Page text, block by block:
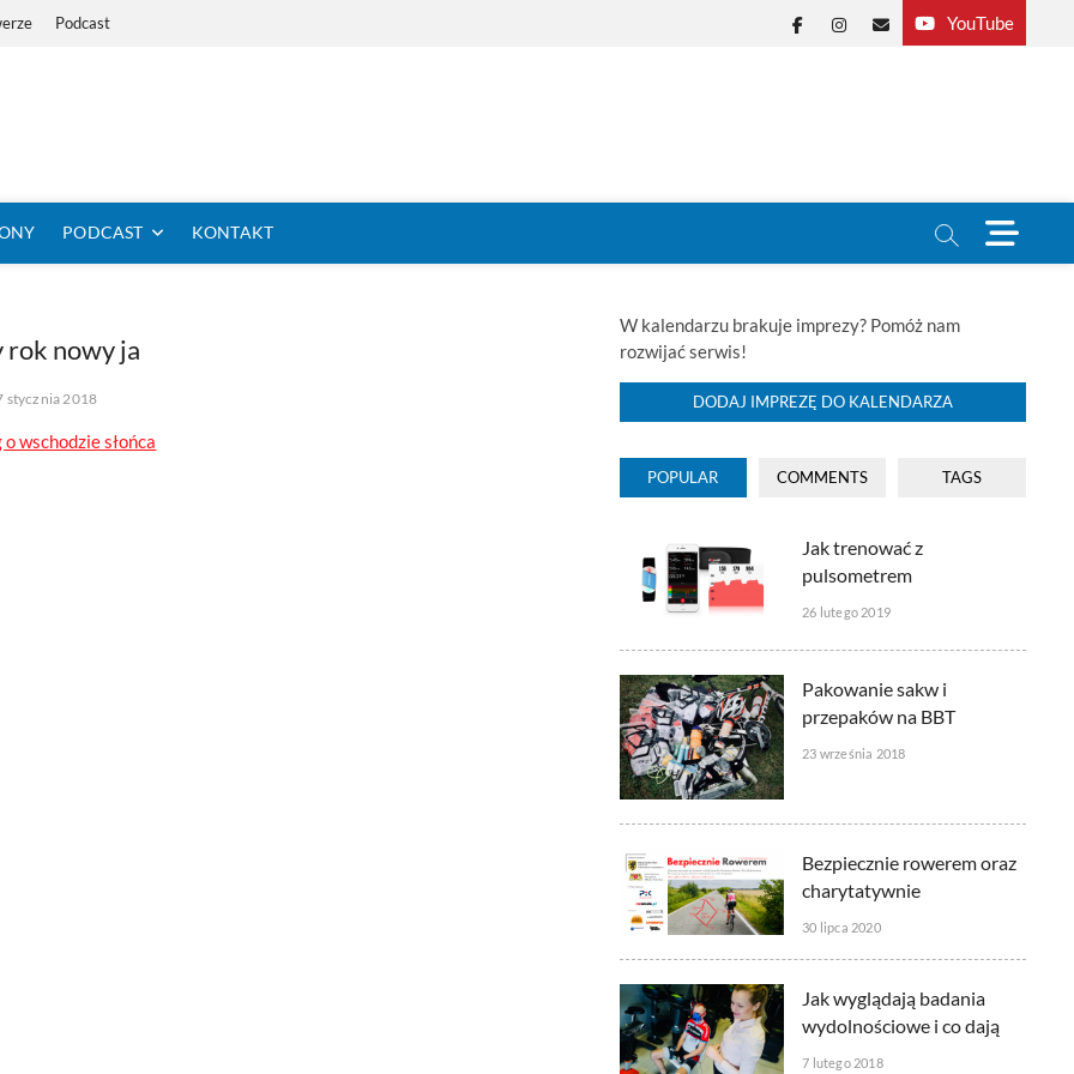
Podcast YouTube
Facebook
Instagram
E-
PODCAST KONTAKT
M
e
n
o
rok nowy ja
stycznia 2018
W kalendarzu brakuje imprezy? Pomóż nam
rozwijać serwis!
DODAJ IMPREZĘ DO KALENDARZA
POPULAR COMMENTS TAGS
Jak trenować z
pulsometrem
26 lutego 2019
Pakowanie sakw i
przepaków na BBT
23 września 2018
Bezpiecznie rowerem oraz
charytatywnie
30 lipca 2020
Jak wyglądają badania
wydolnościowe i co dają
7 lutego 2018